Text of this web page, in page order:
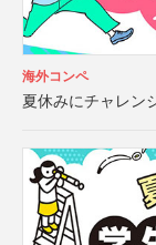
海外コンペ
夏休みにチャレン